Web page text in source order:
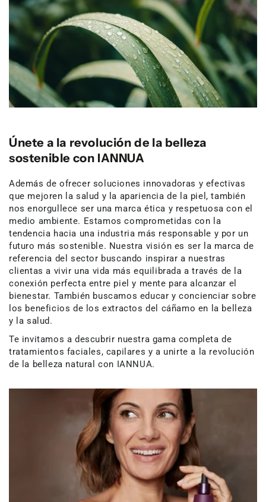
Únete a la revolución de la belleza
sostenible con IANNUA
Además de ofrecer soluciones innovadoras y efectivas
que mejoren la salud y la apariencia de la piel, también
nos enorgullece ser una marca ética y respetuosa con el
medio ambiente. Estamos comprometidas con la
tendencia hacia una industria más responsable y por un
futuro más sostenible. Nuestra visión es ser la marca de
referencia del sector buscando inspirar a nuestras
clientas a vivir una vida más equilibrada a través de la
conexión perfecta entre piel y mente para alcanzar el
bienestar. También buscamos educar y concienciar sobre
los beneficios de los extractos del cáñamo en la belleza
y la salud.
Te invitamos a descubrir nuestra gama completa de
tratamientos faciales, capilares y a unirte a la revolución
de la belleza natural con IANNUA.